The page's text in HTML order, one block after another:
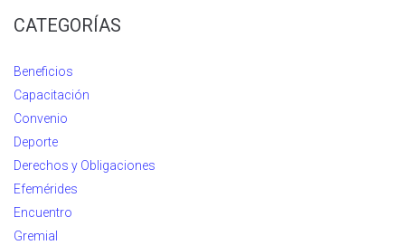
CATEGORÍAS
Beneficios
Capacitación
Convenio
Deporte
Derechos y Obligaciones
Efemérides
Encuentro
Gremial